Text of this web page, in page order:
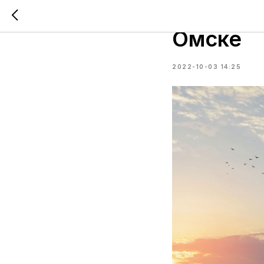
Жилой
Омске
2022-10-03 14:25